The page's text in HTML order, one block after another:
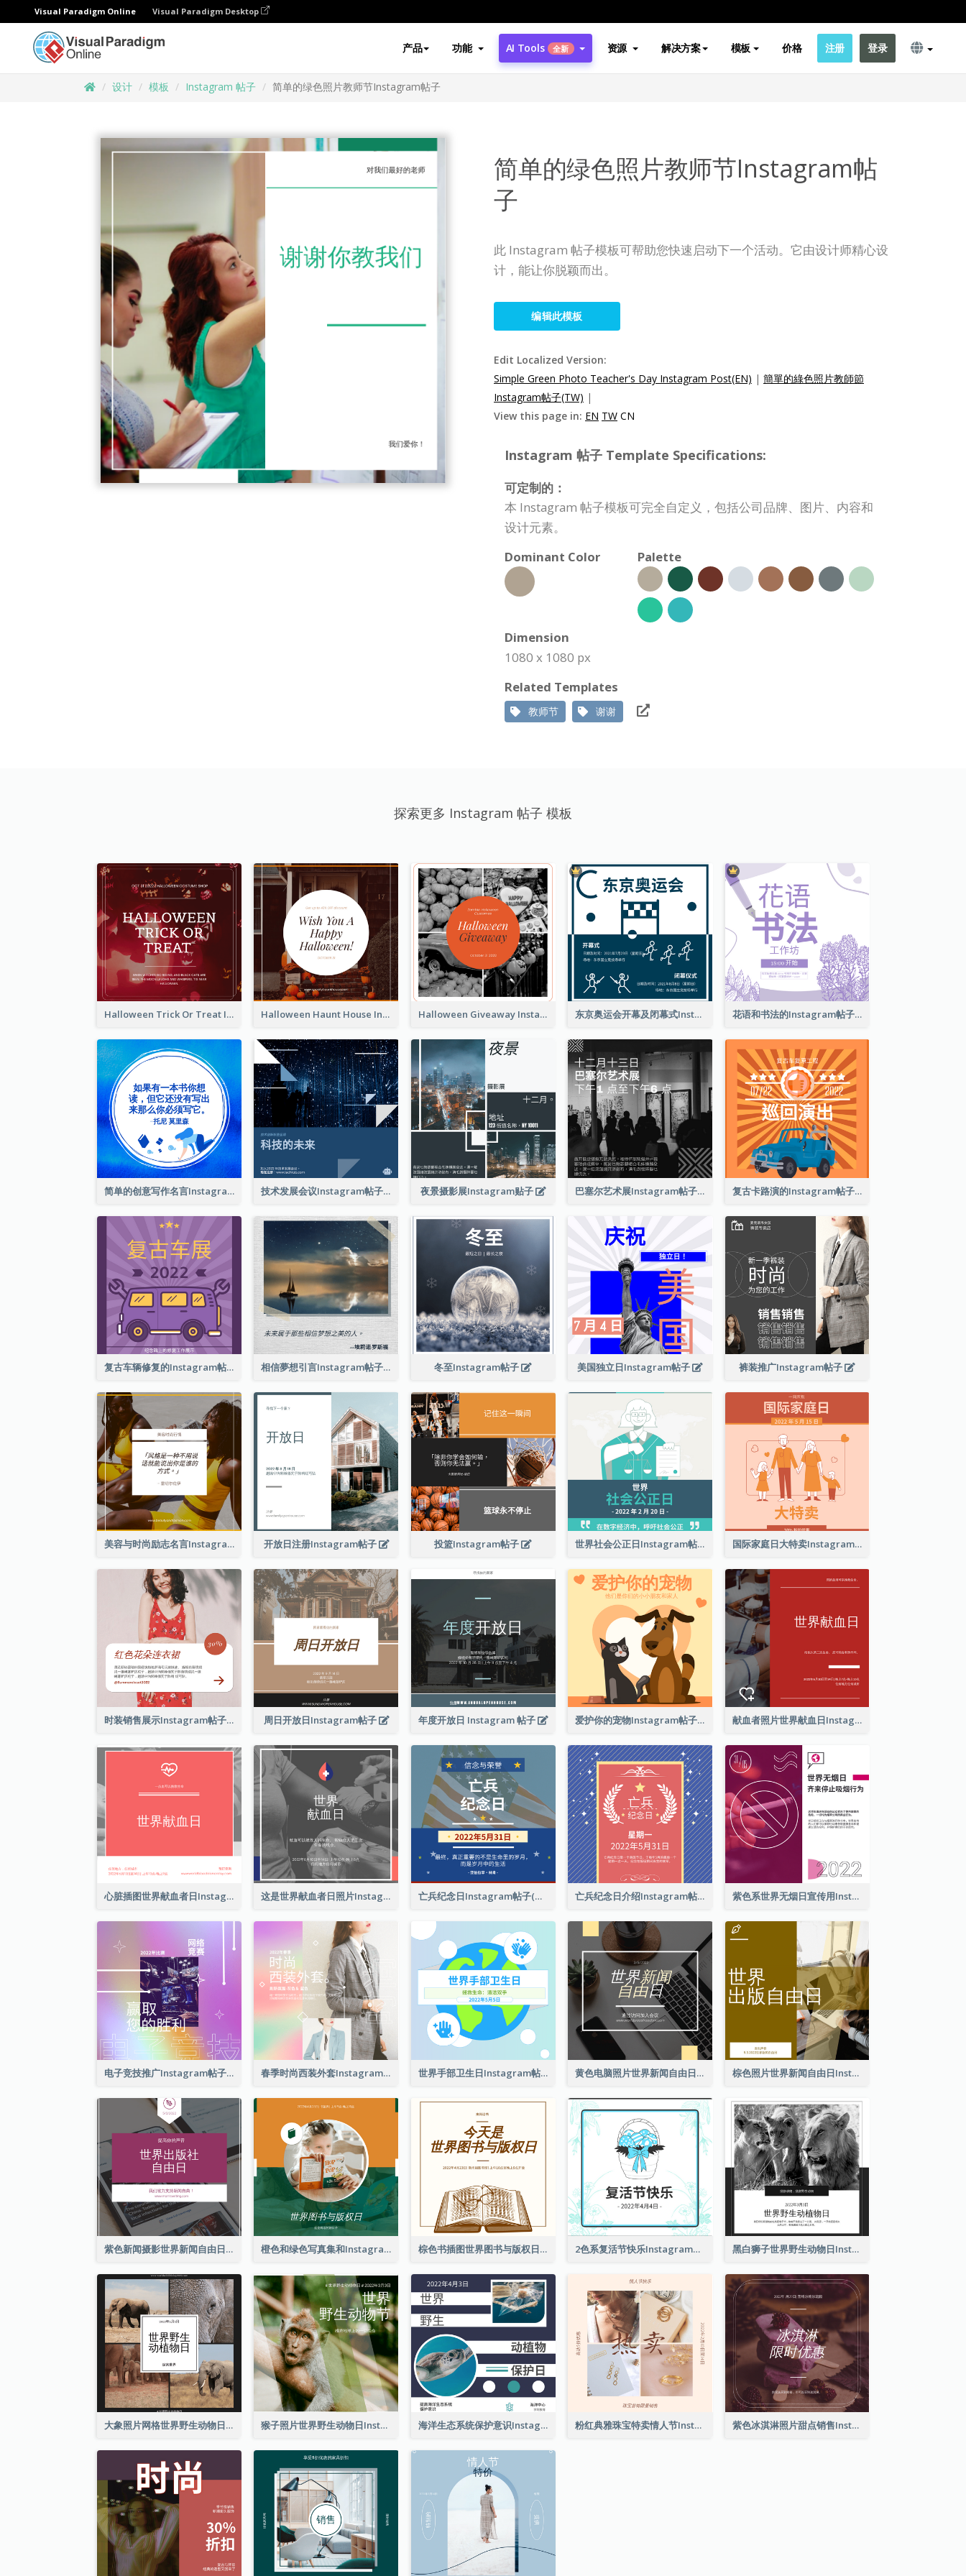
Visual Paradigm Online Visual Paradigm Desktop
产品 功能 AI Tools 全新 资源 解决方案 模板 价格 注册 登录
设计 模板 Instagram 帖子 简单的绿色照片教师节Instagram帖子
简单的绿色照片教师节Instagram帖
子
此 Instagram 帖子模板可帮助您快速启动下一个活动。它由设计师精心设
计，能让你脱颖而出。
编辑此模板
Edit Localized Version:
Simple Green Photo Teacher's Day Instagram Post(EN) | 簡單的綠色照片教師節
Instagram帖子(TW) |
View this page in: EN TW CN
Instagram 帖子 Template Specifications:
可定制的：
本 Instagram 帖子模板可完全自定义，包括公司品牌、图片、内容和
设计元素。
Dominant Color
Palette
Dimension
1080 x 1080 px
Related Templates
教师节 谢谢
探索更多 Instagram 帖子 模板
Halloween Trick Or Treat Instagram Post Halloween Haunt House Instagram Post Halloween Giveaway Instagram Post 东京奥运会开幕及闭幕式Instagram帖子 花语和书法的Instagram帖子
简单的创意写作名言Instagram帖子 技术发展会议Instagram帖子 夜景摄影展Instagram贴子 巴塞尔艺术展Instagram帖子 复古卡路演的Instagram帖子
复古车辆修复的Instagram帖子 相信夢想引言Instagram帖子 冬至Instagram帖子 美国独立日Instagram帖子 裤装推广Instagram帖子
美容与时尚励志名言Instagram帖子 开放日注册Instagram帖子 投篮Instagram帖子 世界社会公正日Instagram帖子 国际家庭日大特卖Instagram帖子
时装销售展示Instagram帖子 周日开放日Instagram帖子 年度开放日 Instagram 帖子 爱护你的宠物Instagram帖子 献血者照片世界献血日Instagram帖子
心脏插图世界献血者日Instagram帖子 这是世界献血者日照片Instagram帖子 亡兵纪念日Instagram帖子(附名言引用) 亡兵纪念日介绍Instagram帖子 紫色系世界无烟日宣传用Instagram帖子
电子竞技推广Instagram帖子 春季时尚西装外套Instagram帖子 世界手部卫生日Instagram帖子 黄色电脑照片世界新闻自由日Instagram帖子 棕色照片世界新闻自由日Instagram帖子
紫色新闻摄影世界新闻自由日Instagram帖子 橙色和绿色写真集和Instagram版权日 棕色书插图世界图书与版权日Instagram帖子 2色系复活节快乐Instagram帖子 黑白狮子世界野生动物日Instagram帖子
大象照片网格世界野生动物日Instagram帖子 猴子照片世界野生动物日Instagram帖子 海洋生态系统保护意识Instagram帖子 粉红典雅珠宝特卖情人节Instagram帖子 紫色冰淇淋照片甜点销售Instagram帖子